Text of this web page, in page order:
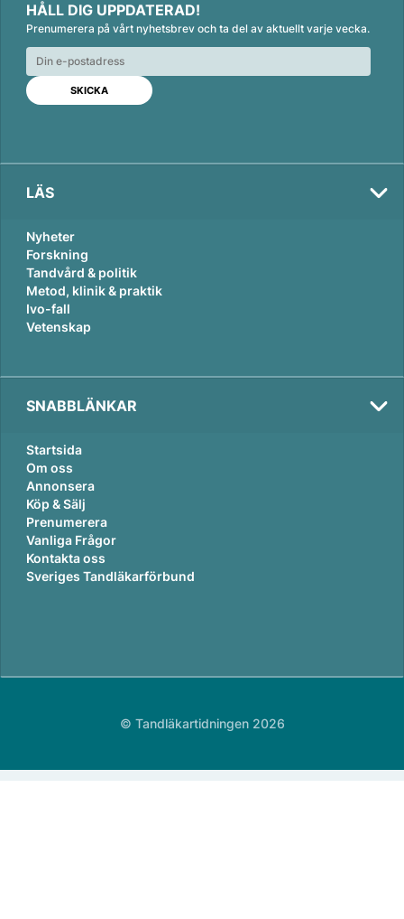
n
k
e
d
n
c
e
b
o
o
k
a
i
l
HÅLL DIG UPPDATERAD!
Prenumerera på vårt nyhetsbrev och ta del av aktuellt varje vecka.
LÄS
Nyheter
Forskning
Tandvård & politik
Metod, klinik & praktik
Ivo-fall
Vetenskap
SNABBLÄNKAR
Startsida
Om oss
Annonsera
Köp & Sälj
Prenumerera
Vanliga Frågor
Kontakta oss
Sveriges Tandläkarförbund
© Tandläkartidningen 2026